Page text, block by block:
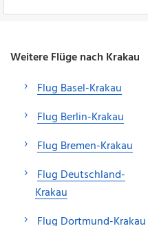
Weitere Flüge nach Krakau
Flug Basel-Krakau
Flug Berlin-Krakau
Flug Bremen-Krakau
Flug Deutschland-
Krakau
Flug Dortmund-Krakau